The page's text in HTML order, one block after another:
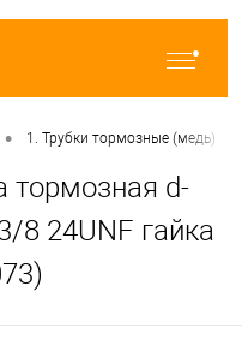
• 1. Трубки тормозные (медь)
тормозная d-
8 24UNF гайка